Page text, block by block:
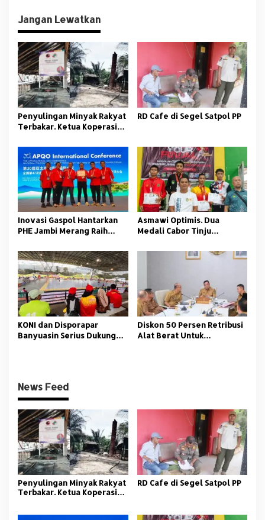
i
g
a
s
i
p
o
s
Jangan Lewatkan
Penyulingan Minyak Rakyat
Terbakar. Ketua Koperasi
RD Cafe di Segel Satpol PP
Inovasi Gaspol Hantarkan
PHE Jambi Merang Raih
APQO 2025
Asmawi Optimis. Dua
Medali Cabor Tinju
Banyuasin Di Porprov 2025
KONI dan Disporapar
Banyuasin Serius Dukung
Diskon 50 Persen Retribusi
Alat Berat Untuk
News Feed
Penyulingan Minyak Rakyat
Terbakar. Ketua Koperasi
RD Cafe di Segel Satpol PP